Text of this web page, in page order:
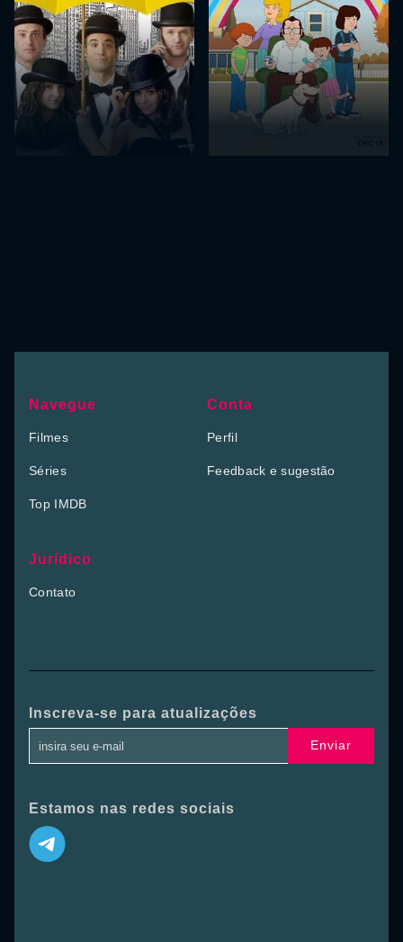
Navegue
Filmes
Séries
Top IMDB
Conta
Perfil
Feedback e sugestão
Jurídico
Contato
Inscreva-se para atualizações
Enviar
Estamos nas redes sociais